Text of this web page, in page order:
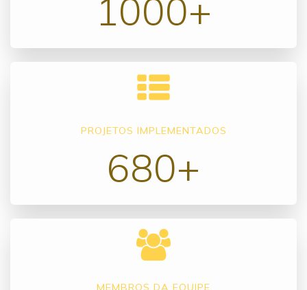
1000+
PROJETOS IMPLEMENTADOS
680+
MEMBROS DA EQUIPE